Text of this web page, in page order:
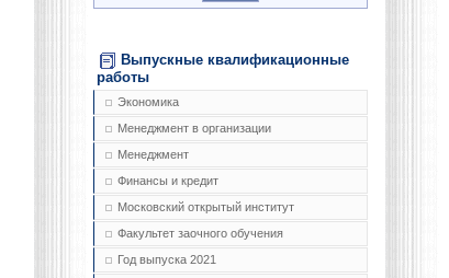
Выпускные квалификационные
работы
Экономика
Менеджмент в организации
Менеджмент
Финансы и кредит
Московский открытый институт
Факультет заочного обучения
Год выпуска 2021